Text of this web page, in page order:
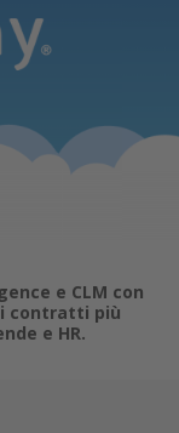
e CLM con
contratti più
e HR.